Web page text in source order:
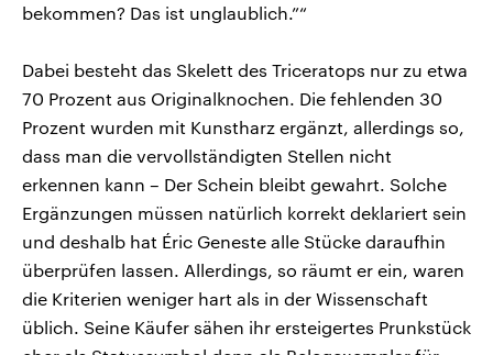
bekommen? Das ist unglaublich.”“
Dabei besteht das Skelett des Triceratops nur zu etwa
70 Prozent aus Originalknochen. Die fehlenden 30
Prozent wurden mit Kunstharz ergänzt, allerdings so,
dass man die vervollständigten Stellen nicht
erkennen kann – Der Schein bleibt gewahrt. Solche
Ergänzungen müssen natürlich korrekt deklariert sein
und deshalb hat Éric Geneste alle Stücke daraufhin
überprüfen lassen. Allerdings, so räumt er ein, waren
die Kriterien weniger hart als in der Wissenschaft
üblich. Seine Käufer sähen ihr ersteigertes Prunkstück